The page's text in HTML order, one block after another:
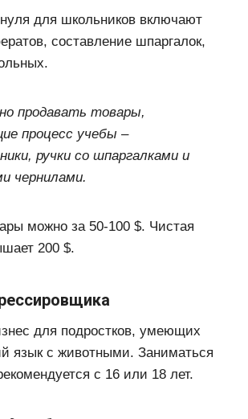
для школьников включают
составление шпаргалок,
продавать товары,
процесс учебы –
ручки со шпаргалками и
чернилами.
можно за 50-100 $. Чистая
200 $.
для подростков, умеющих
язык с животными. Заниматься
с 16 или 18 лет.